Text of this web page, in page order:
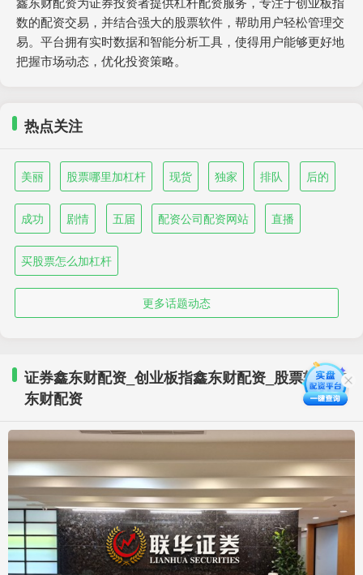
数的配资交易，并结合强大的股票软件，帮助用户轻松管理交
易。平台拥有实时数据和智能分析工具，使得用户能够更好地
把握市场动态，优化投资策略。
热点关注
美丽 股票哪里加杠杆 现货 独家 排队 后的
成功 剧情 五届 配资公司配资网站 直播
买股票怎么加杠杆
更多话题动态
证券鑫东财配资_创业板指鑫东财配资_股票软件鑫
东财配资